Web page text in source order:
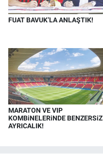
FUAT BAVUK’LA ANLAŞTIK!
MARATON VE VIP
KOMBiNELERiNDE BENZERSiZ
AYRICALIK!